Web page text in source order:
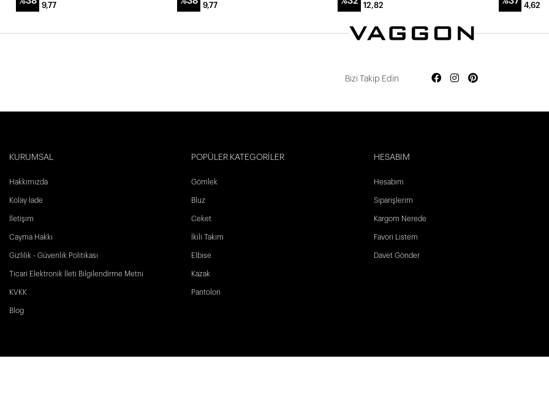
9,77
9,77
12,82
4,62
Bizi Takip Edin
KURUMSAL
Hakkımızda
Kolay İade
İletişim
Cayma Hakkı
Gizlilik - Güvenlik Politikası
Ticari Elektronik İleti Bilgilendirme Metni
KVKK
Blog
POPÜLER KATEGORİLER
Gömlek
Bluz
Ceket
İkili Takım
Elbise
Kazak
Pantolon
HESABIM
Hesabım
Siparişlerim
Kargom Nerede
Favori Listem
Davet Gönder